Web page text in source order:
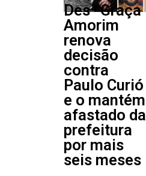
Desª Graça
Amorim
renova
decisão
contra
Paulo Curió
e o mantém
afastado da
prefeitura
por mais
seis meses